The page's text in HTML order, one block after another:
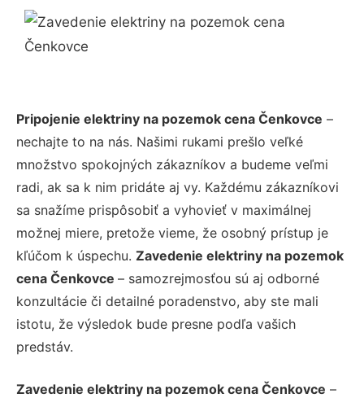
Pripojenie elektriny na pozemok cena Čenkovce –
nechajte to na nás. Našimi rukami prešlo veľké
množstvo spokojných zákazníkov a budeme veľmi
radi, ak sa k nim pridáte aj vy. Každému zákazníkovi
sa snažíme prispôsobiť a vyhovieť v maximálnej
možnej miere, pretože vieme, že osobný prístup je
kľúčom k úspechu. Zavedenie elektriny na pozemok
cena Čenkovce – samozrejmosťou sú aj odborné
konzultácie či detailné poradenstvo, aby ste mali
istotu, že výsledok bude presne podľa vašich
predstáv.
Zavedenie elektriny na pozemok cena Čenkovce –